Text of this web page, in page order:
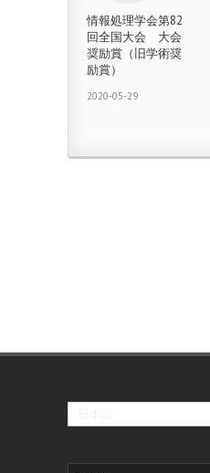
情報処理学会第82
回全国大会 大会
奨励賞（旧学術奨
励賞）
2020-05-29